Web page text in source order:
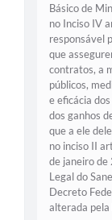
Básico de
no Inciso IV
responsável
que
contratos, a
públicos,
e eficácia
dos ganhos
que a ele
no inciso II
de janeiro
Legal do
Decreto
alterada pela